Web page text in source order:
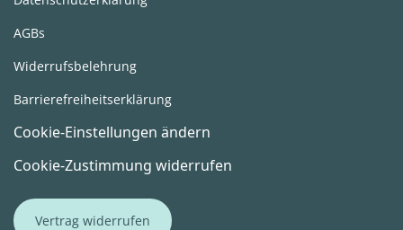
AGBs
Widerrufsbelehrung
Barrierefreiheitserklärung
Cookie-Einstellungen ändern
Cookie-Zustimmung widerrufen
Vertrag widerrufen